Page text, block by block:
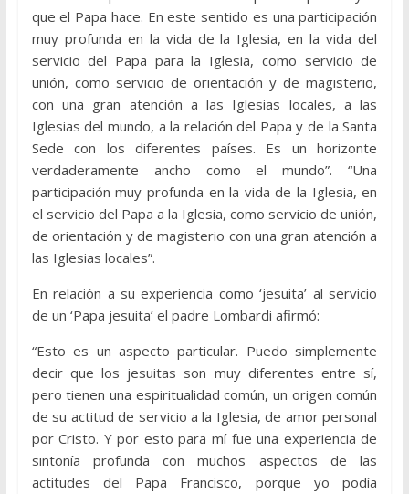
que el Papa hace. En este sentido es una participación
muy profunda en la vida de la Iglesia, en la vida del
servicio del Papa para la Iglesia, como servicio de
unión, como servicio de orientación y de magisterio,
con una gran atención a las Iglesias locales, a las
Iglesias del mundo, a la relación del Papa y de la Santa
Sede con los diferentes países. Es un horizonte
verdaderamente ancho como el mundo”. “Una
participación muy profunda en la vida de la Iglesia, en
el servicio del Papa a la Iglesia, como servicio de unión,
de orientación y de magisterio con una gran atención a
las Iglesias locales”.
En relación a su experiencia como ‘jesuita’ al servicio
de un ‘Papa jesuita’ el padre Lombardi afirmó:
“Esto es un aspecto particular. Puedo simplemente
decir que los jesuitas son muy diferentes entre sí,
pero tienen una espiritualidad común, un origen común
de su actitud de servicio a la Iglesia, de amor personal
por Cristo. Y por esto para mí fue una experiencia de
sintonía profunda con muchos aspectos de las
actitudes del Papa Francisco, porque yo podía